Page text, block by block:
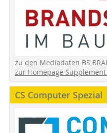
zu den Mediadaten BS
zur Homepage
CS Computer Spezial